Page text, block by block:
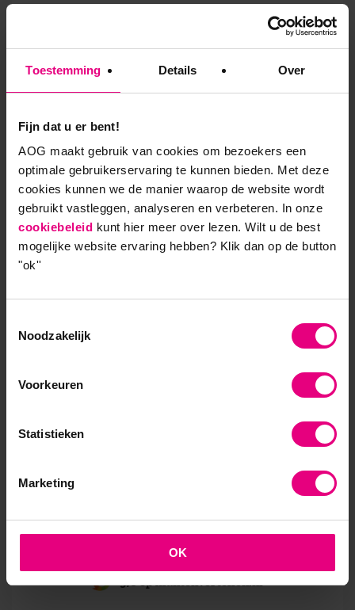
Toestemming Details Over
Fijn dat u er bent!
AOG maakt gebruik van cookies om bezoekers een
optimale gebruikerservaring te kunnen bieden. Met deze
cookies kunnen we de manier waarop de website wordt
gebruikt vastleggen, analyseren en verbeteren. In onze
cookiebeleid kunt hier meer over lezen. Wilt u de best
mogelijke website ervaring hebben? Klik dan op de button
"ok''
Noodzakelijk
Voorkeuren
Statistieken
Marketing
OK
Na de Masters of Leadership
Ben je je bewust van de morele dilemma’s die
het samenwerken aan grote vraagstukken met
Weet je welke eerste stappen je kunt zetten om
de verschillende stakeholders te betrekken en te
mobiliseren;
Ben je uit de waan van de dag gestapt om kennis
en inspiratie op te doen en ervaringen uit te
november 2022 niet en meld je hier direct aan! Er is
plaats voor tachtig deelnemers en vol = vol. -Update:
bijeenkomst is vol
9,0 op klantenvertellen.nl